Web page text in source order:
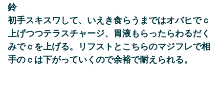
鈴
初手スキスワして、いえき食らうまではオバヒでｃ
上げつつテラスチャージ、胃液もらったらわるだく
みでｃを上げる。リフストとこちらのマジフレで相
手のｃは下がっていくので余裕で耐えられる。